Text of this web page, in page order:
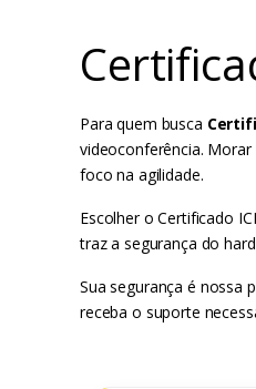
Para quem busca
videoconferência.
foco na agilidade.
Escolher o Certificado
traz a segurança do
Sua segurança é nossa
receba o suporte